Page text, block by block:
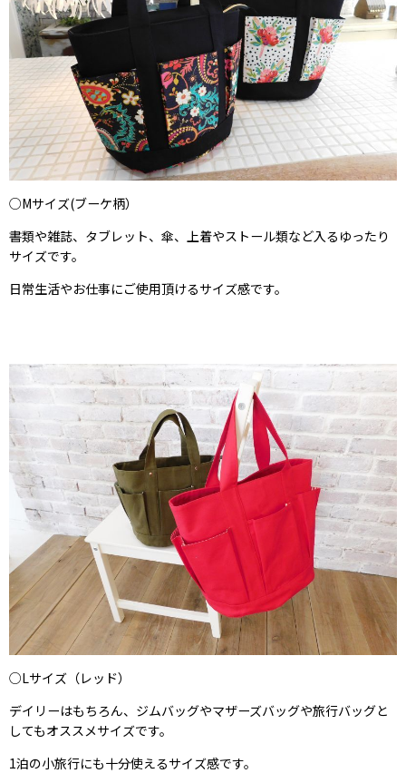
○Mサイズ(ブーケ柄）
書類や雑誌、タブレット、傘、上着やストール類など入るゆったり
サイズです。
日常生活やお仕事にご使用頂けるサイズ感です。
○Lサイズ（レッド）
デイリーはもちろん、ジムバッグやマザーズバッグや旅行バッグと
してもオススメサイズです。
1泊の小旅行にも十分使えるサイズ感です。